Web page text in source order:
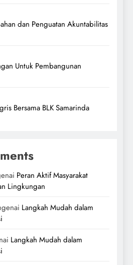
dan Penguatan Akuntabilitas
Untuk Pembangunan
Bersama BLK Samarinda
Peran Aktif Masyarakat
Lingkungan
Langkah Mudah dalam
Langkah Mudah dalam